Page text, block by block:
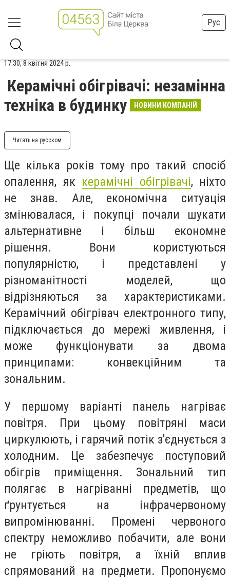
Рус
17:30, 8 квітня 2024 р.
Керамічні обігрівачі: незамінна
техніка в будинку
НОВИНИ КОМПАНІЙ
Читать на русском
Ще кілька років тому про такий спосіб
опалення, як керамічні обігрівачі, ніхто
не знав. Але, економічна ситуація
змінювалася, і покупці почали шукати
альтернативне і більш економне
рішення. Вони користуються
популярністю, і представлені у
різноманітності моделей, що
відрізняються за характеристиками.
Керамічний обігрівач електронного типу,
підключається до мережі живлення, і
може функціонувати за двома
принципами: конвекційним та
зональним.
У першому варіанті панель нагріває
повітря. При цьому повітряні маси
циркулюють, і гарячий потік з'єднується з
холодним. Це забезпечує поступовий
обігрів приміщення. Зональний тип
полягає в нагріванні предметів, що
ґрунтується на інфрачервоному
випромінюванні. Промені червоного
спектру неможливо побачити, але вони
не гріють повітря, а їхній вплив
спрямований на предмети. Пропонуємо